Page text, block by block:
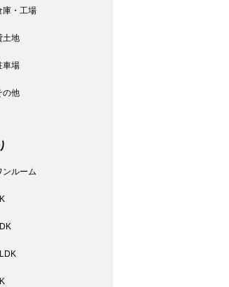
庫・工場
土地
車場
の他
ンルーム